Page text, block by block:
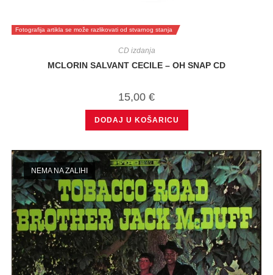
Fotografija artikla se može razlikovati od stvarnog stanja
CD izdanja
MCLORIN SALVANT CECILE – OH SNAP CD
15,00 €
DODAJ U KOŠARICU
NEMA NA ZALIHI